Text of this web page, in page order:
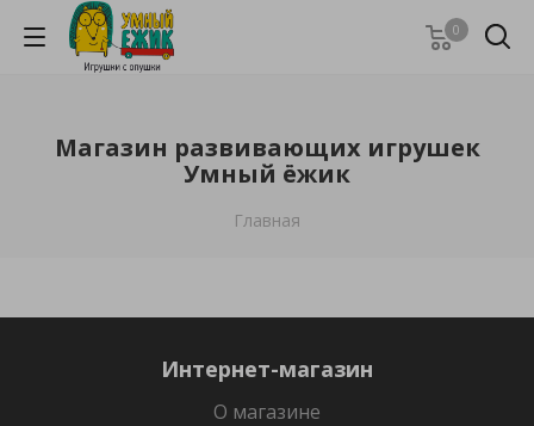
0
Магазин развивающих игрушек
Умный ёжик
Главная
Интернет-магазин
О магазине